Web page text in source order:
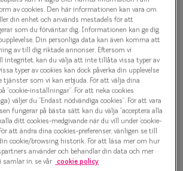
Olika
Taberg
du har? Se vår Storleksguide
av cookies. Den här informationen kan vara om
din enhet och används mestadels för att
som du förväntar dig. Informationen kan ge dig
Din personliga data kan även komma att
av till dig riktade annonser. Eftersom vi
integritet, kan du välja att inte tillåta vissa typer av
typer av cookies kan dock påverka din upplevelse
tjänster som vi kan erbjuda. För att välja dina
”cookie-inställningar”. För att neka cookies
väljer du ”Endast nödvändiga cookies”. För att vara
fungerar på bästa sätt kan du välja ”acceptera alla
ditt cookies-medgivande när du vill under ’cookie-
att ändra dina cookies-preferenser, vänligen se till
cookie/browsing historik. För att läsa mer om hur
använder och behandlar din data och mer
samlar in, se vår cookie policy